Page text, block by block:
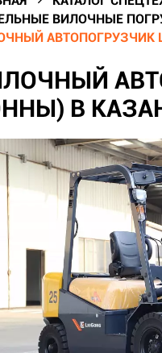
ВИЛОЧНЫЕ
АВТОПОГРУЗЧИК
В